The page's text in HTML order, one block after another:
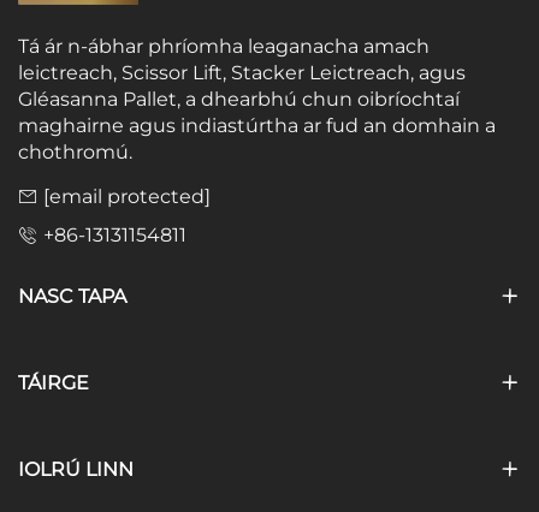
Tá ár n-ábhar phríomha leaganacha amach
leictreach, Scissor Lift, Stacker Leictreach, agus
Gléasanna Pallet, a dhearbhú chun oibríochtaí
maghairne agus indiastúrtha ar fud an domhain a
chothromú.
[email protected]
+86-13131154811
NASC TAPA
TÁIRGE
IOLRÚ LINN